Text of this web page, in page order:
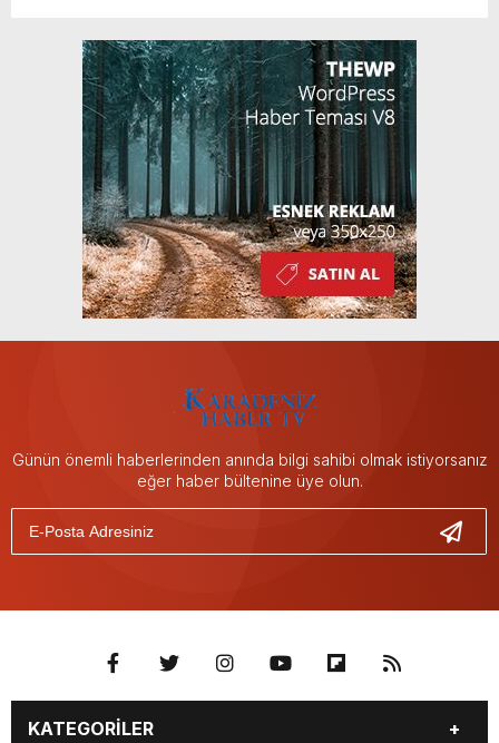
Günün önemli haberlerinden anında bilgi sahibi olmak istiyorsanız
eğer haber bültenine üye olun.
KATEGORİLER